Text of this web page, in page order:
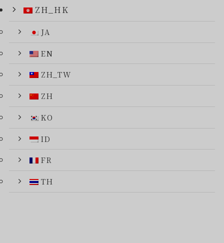
ZH_HK
JA
EN
ZH_TW
ZH
KO
ID
FR
TH